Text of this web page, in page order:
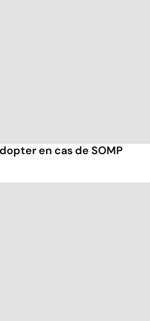
en cas de SOMP